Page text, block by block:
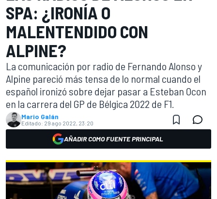
SPA: ¿IRONÍA O
MALENTENDIDO CON
ALPINE?
La comunicación por radio de Fernando Alonso y
Alpine pareció más tensa de lo normal cuando el
español ironizó sobre dejar pasar a Esteban Ocon
en la carrera del GP de Bélgica 2022 de F1.
Mario Galán
Editado: 29 ago 2022, 23:20
AÑADIR COMO FUENTE PRINCIPAL